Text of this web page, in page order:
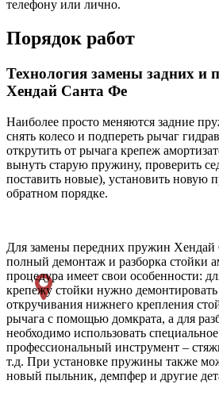
телефону или лично.
Порядок работ
Технология замены задних и
Хендай Санта Фе
Наиболее просто меняются задние
снять колесо и подпереть рычаг
открутить от рычага крепеж
вынуть старую пружину, проверить
поставить новые), установить новую
обратном порядке.
Для замены передних пружин Хендай
полный демонтаж и разборка стойки
процедура имеет свои особенности:
крепежу стойки нужно
откручивания нижнего крепления
рычага с помощью домкрата, а для
необходимо использовать
профессиональный инструмент –
т.д. При установке пружины также
новый пыльник, демпфер и другие